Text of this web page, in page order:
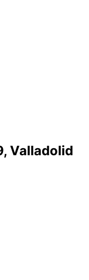
Valladolid